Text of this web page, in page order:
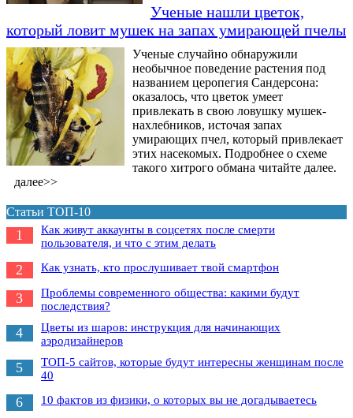
Ученые нашли цветок,
который ловит мушек на запах умирающей пчелы
Ученые случайно обнаружили
необычное поведение растения под
названием церопегия Сандерсона:
оказалось, что цветок умеет
привлекать в свою ловушку мушек-
нахлебников, источая запах
умирающих пчел, который привлекает
этих насекомых. Подробнее о схеме
такого хитрого обмана читайте далее.
далее>>
Статьи ТОП-10
1
Как живут аккаунты в соцсетях после смерти
пользователя, и что с этим делать
2 Как узнать, кто прослушивает твой смартфон
3
Проблемы современного общества: какими будут
последствия?
4
Цветы из шаров: инструкция для начинающих
аэродизайнеров
5
ТОП-5 сайтов, которые будут интересны женщинам после
40
6 10 фактов из физики, о которых вы не догадываетесь